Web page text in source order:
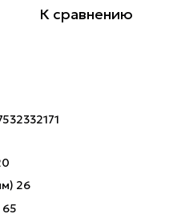
К сравнению
26